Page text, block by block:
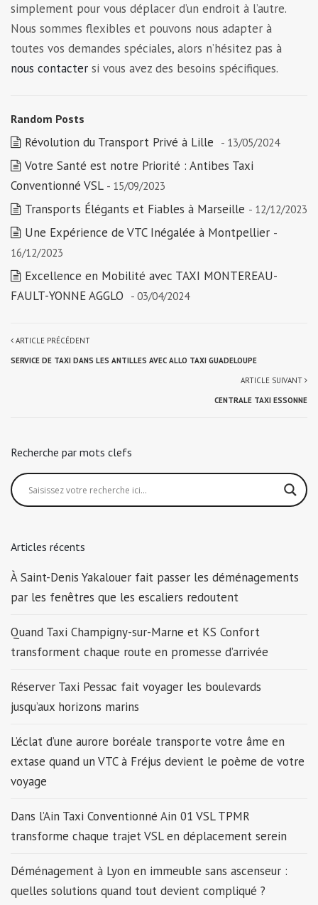
simplement pour vous déplacer d’un endroit à l’autre.
Nous sommes flexibles et pouvons nous adapter à
toutes vos demandes spéciales, alors n’hésitez pas à
nous contacter si vous avez des besoins spécifiques.
Random Posts
Révolution du Transport Privé à Lille - 13/05/2024
Votre Santé est notre Priorité : Antibes Taxi
Conventionné VSL - 15/09/2023
Transports Élégants et Fiables à Marseille - 12/12/2023
Une Expérience de VTC Inégalée à Montpellier -
16/12/2023
Excellence en Mobilité avec TAXI MONTEREAU-
FAULT-YONNE AGGLO - 03/04/2024
ARTICLE PRÉCÉDENT
SERVICE DE TAXI DANS LES ANTILLES AVEC ALLO TAXI GUADELOUPE
ARTICLE SUIVANT
CENTRALE TAXI ESSONNE
Recherche par mots clefs
Articles récents
À Saint-Denis Yakalouer fait passer les déménagements
par les fenêtres que les escaliers redoutent
Quand Taxi Champigny-sur-Marne et KS Confort
transforment chaque route en promesse d’arrivée
Réserver Taxi Pessac fait voyager les boulevards
jusqu’aux horizons marins
L’éclat d’une aurore boréale transporte votre âme en
extase quand un VTC à Fréjus devient le poème de votre
voyage
Dans l’Ain Taxi Conventionné Ain 01 VSL TPMR
transforme chaque trajet VSL en déplacement serein
Déménagement à Lyon en immeuble sans ascenseur :
quelles solutions quand tout devient compliqué ?